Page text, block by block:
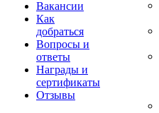
Вакансии
Как
добраться
Вопросы и
ответы
Награды и
сертификаты
Отзывы